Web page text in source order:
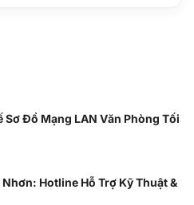
Sơ Đồ Mạng LAN Văn Phòng Tối
Hotline Hỗ Trợ Kỹ Thuật &